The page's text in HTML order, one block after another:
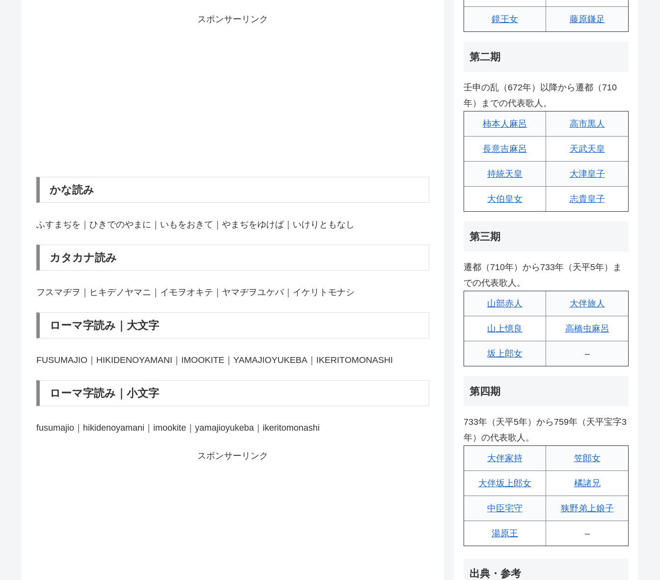
スポンサーリンク
かな読み
ふすまぢを｜ひきでのやまに｜いもをおきて｜やまぢをゆけば｜いけりともなし
カタカナ読み
フスマヂヲ｜ヒキデノヤマニ｜イモヲオキテ｜ヤマヂヲユケバ｜イケリトモナシ
ローマ字読み｜大文字
FUSUMAJIO｜HIKIDENOYAMANI｜IMOOKITE｜YAMAJIOYUKEBA｜IKERITOMONASHI
ローマ字読み｜小文字
fusumajio｜hikidenoyamani｜imookite｜yamajioyukeba｜ikeritomonashi
スポンサーリンク
鏡王女 藤原鎌足
第二期
壬申の乱（672年）以降から遷都（710
年）までの代表歌人。
柿本人麻呂 高市黒人
長意吉麻呂 天武天皇
持統天皇 大津皇子
大伯皇女 志貴皇子
第三期
遷都（710年）から733年（天平5年）ま
での代表歌人。
山部赤人 大伴旅人
山上憶良 高橋虫麻呂
坂上郎女 –
第四期
733年（天平5年）から759年（天平宝字3
年）の代表歌人。
大伴家持 笠郎女
大伴坂上郎女 橘諸兄
中臣宅守 狭野弟上娘子
湯原王 –
出典・参考